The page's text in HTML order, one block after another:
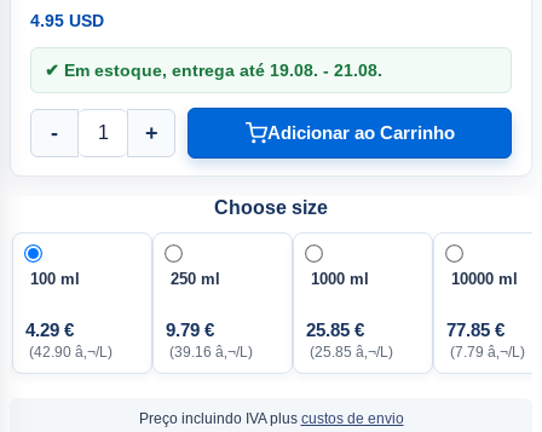
4.95 USD
✔ Em estoque, entrega até 19.08. - 21.08.
- + Adicionar ao Carrinho
Choose size
100 ml
4.29 €
(42.90 â‚¬/L)
250 ml
9.79 €
(39.16 â‚¬/L)
1000 ml
25.85 €
(25.85 â‚¬/L)
10000 ml
77.85 €
(7.79 â‚¬/L)
Preço incluindo IVA plus custos de envio